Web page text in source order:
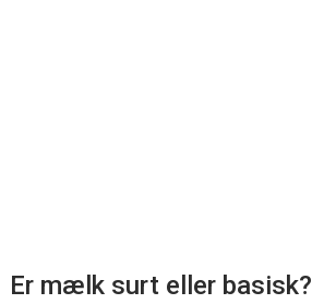
Er mælk surt eller basisk?